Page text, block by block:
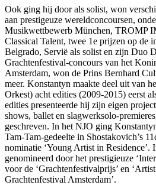
Ook ging hij door als solist, won
aan prestigeuze wereldconcoursen,
Musikwettbewerb München, TROMP
Classical Talent, twee 1e prijzen op de
Belgrado, Servië als solist en zijn Duo
Grachtenfestival-concours van het
Amsterdam, won de Prins Bernhard
meer. Konstantyn maakte deel uit van
Orkest) acht edities (2009-2015) eerst
edities presenteerde hij zijn eigen
shows, ballet en slagwerksolo-
geschreven. In het NJO ging
Tam-Tam-gedeelte in Shostakovich’s
nominatie ‘Young Artist in Residence’.
genomineerd door het prestigieuze
voor de ‘Grachtenfestivalprijs’ en
Grachtenfestival Amsterdam’.